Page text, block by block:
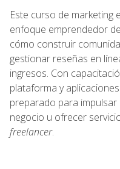
Este curso de marketing
enfoque emprendedor
cómo construir
gestionar reseñas en
ingresos. Con
plataforma y
preparado para
negocio u ofrecer
freelancer.